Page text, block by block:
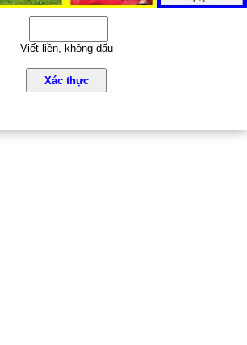
Viết liền, không dấu
Xác thực